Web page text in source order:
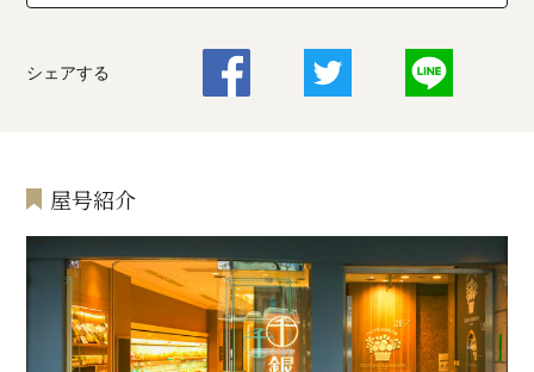
シェアする
屋号紹介